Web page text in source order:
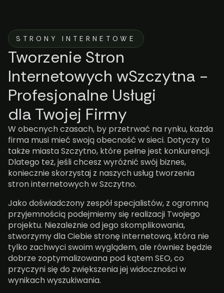
STRONY INTERNETOWE
Tworzenie Stron
Internetowych wSzczytna -
Profesjonalne Usługi
dla Twojej Firmy
W obecnych czasach, by przetrwać na rynku, każda
firma musi mieć swoją obecność w sieci. Dotyczy to
także miasta Szczytno, które pełne jest konkurencji.
Dlatego też, jeśli chcesz wyróżnić swój biznes,
koniecznie skorzystaj z naszych usług tworzenia
stron internetowych w Szczytno.
Jako doświadczony zespół specjalistów, z ogromną
przyjemnością podejmiemy się realizacji Twojego
projektu. Niezależnie od jego skomplikowania,
stworzymy dla Ciebie stronę internetową, która nie
tylko zachwyci swoim wyglądem, ale również będzie
dobrze zoptymalizowana pod kątem SEO, co
przyczyni się do zwiększenia jej widoczności w
wynikach wyszukiwania.